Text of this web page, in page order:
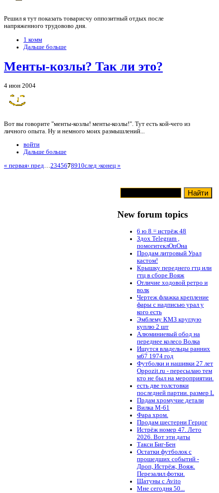
Решил я тут показать товарисчу оппозитный отдых после
напряженного трудовово дня.
1 комм
Дальше больше
Менты-козлы? Так ли это?
4 июн 2004
Вот вы говорите "менты-козлы! менты-козлы!". Тут есть кой-чего из
личного опыта. Ну и немного моих размышлений...
войти
Дальше больше
« первая‹ пред…2345678910след ›конец »
New forum topics
6 ю 8 = истрёж 48
Здох Telegram ,
помогитеклОпОна
Продам литровый Урал
кастом!
Крышку переднего гтц или
гтц в сборе Вояж
Отличие ходовой ретро и
волк
Чертеж флажка крепление
фары с надписью урал у
кого есть
Эмблему КМЗ круглую
куплю 2 шт
Алюминиевый обод на
переднее колесо Волка
Ищутся владельцы ранних
м67 1974 год
Футболки и нашивки 27 лет
Oppozit.ru - пересылаю тем
кто не был на мероприятии.
есть две толстовки
последней партии. размер L
Прдам хромучие детали
Вилка М-61
Фара хром.
Продам шестерни Герцог
Истрёж номер 47. Лето
2026. Вот эти даты
Такси Биг-Бен
Остатки футболок с
прошедших событий -
Дроп, Истрёж, Вояж.
Перезалил фотки.
Шатуны с Avito
Мне сегодня 50...